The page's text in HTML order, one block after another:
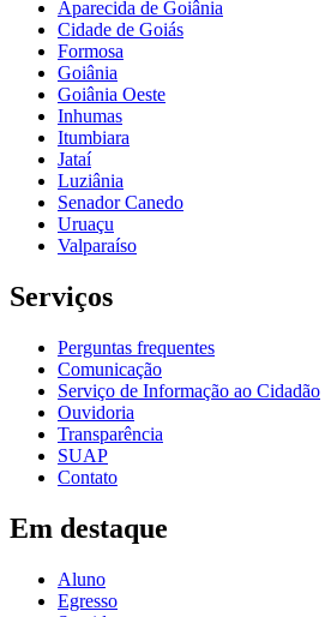
Aparecida de Goiânia
Cidade de Goiás
Formosa
Goiânia
Goiânia Oeste
Inhumas
Itumbiara
Jataí
Luziânia
Senador Canedo
Uruaçu
Valparaíso
Serviços
Perguntas frequentes
Comunicação
Serviço de Informação ao Cidadão
Ouvidoria
Transparência
SUAP
Contato
Em destaque
Aluno
Egresso